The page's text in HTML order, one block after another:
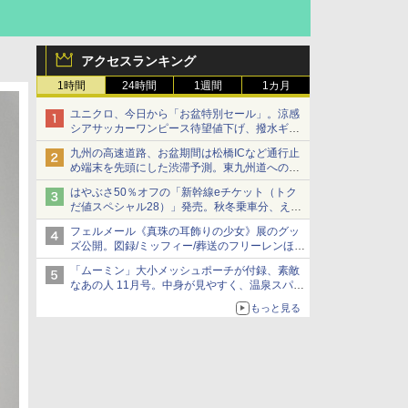
アクセスランキング
1時間 24時間 1週間 1カ月
ユニクロ、今日から「お盆特別セール」。涼感
シアサッカーワンピース待望値下げ、撥水ギア
ショーツは1990円に
九州の高速道路、お盆期間は松橋ICなど通行止
め端末を先頭にした渋滞予測。東九州道への迂
回は料金調整を実施
はやぶさ50％オフの「新幹線eチケット（トク
だ値スペシャル28）」発売。秋冬乗車分、えき
ねっと限定
フェルメール《真珠の耳飾りの少女》展のグッ
ズ公開。図録/ミッフィー/葬送のフリーレンほ
か、注目ブランドコラボが実現
「ムーミン」大小メッシュポーチが付録、素敵
なあの人 11月号。中身が見やすく、温泉スパに
もっと見る